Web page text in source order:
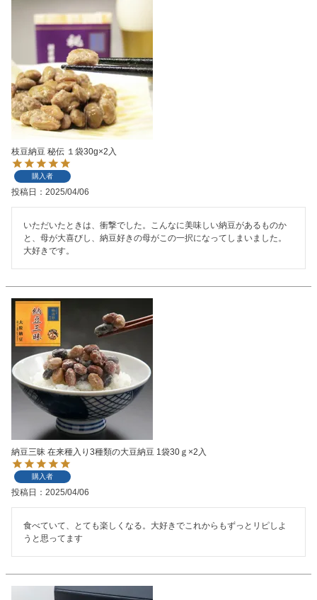
枝豆納豆 秘伝 １袋30g×2入
購入者
投稿日 2025/04/06
いただいたときは、衝撃でした。こんなに美味しい納豆があるものか
と、母が大喜びし、納豆好きの母がこの一択になってしまいました。
大好きです。
納豆三昧 在来種入り3種類の大豆納豆 1袋30ｇ×2入
購入者
投稿日 2025/04/06
食べていて、とても楽しくなる。大好きでこれからもずっとリピしよ